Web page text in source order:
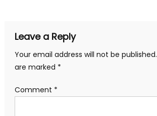
Leave a Reply
Your email address will not be published.
are marked *
Comment *